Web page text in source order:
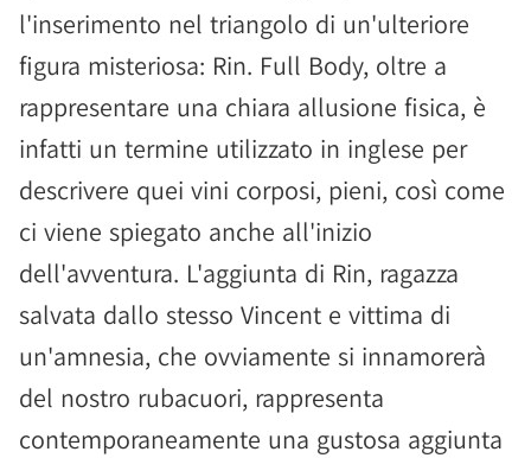
l'inserimento nel triangolo di un'ulteriore
figura misteriosa: Rin. Full Body, oltre a
rappresentare una chiara allusione fisica, è
infatti un termine utilizzato in inglese per
descrivere quei vini corposi, pieni, così come
ci viene spiegato anche all'inizio
dell'avventura. L'aggiunta di Rin, ragazza
salvata dallo stesso Vincent e vittima di
un'amnesia, che ovviamente si innamorerà
del nostro rubacuori, rappresenta
contemporaneamente una gustosa aggiunta